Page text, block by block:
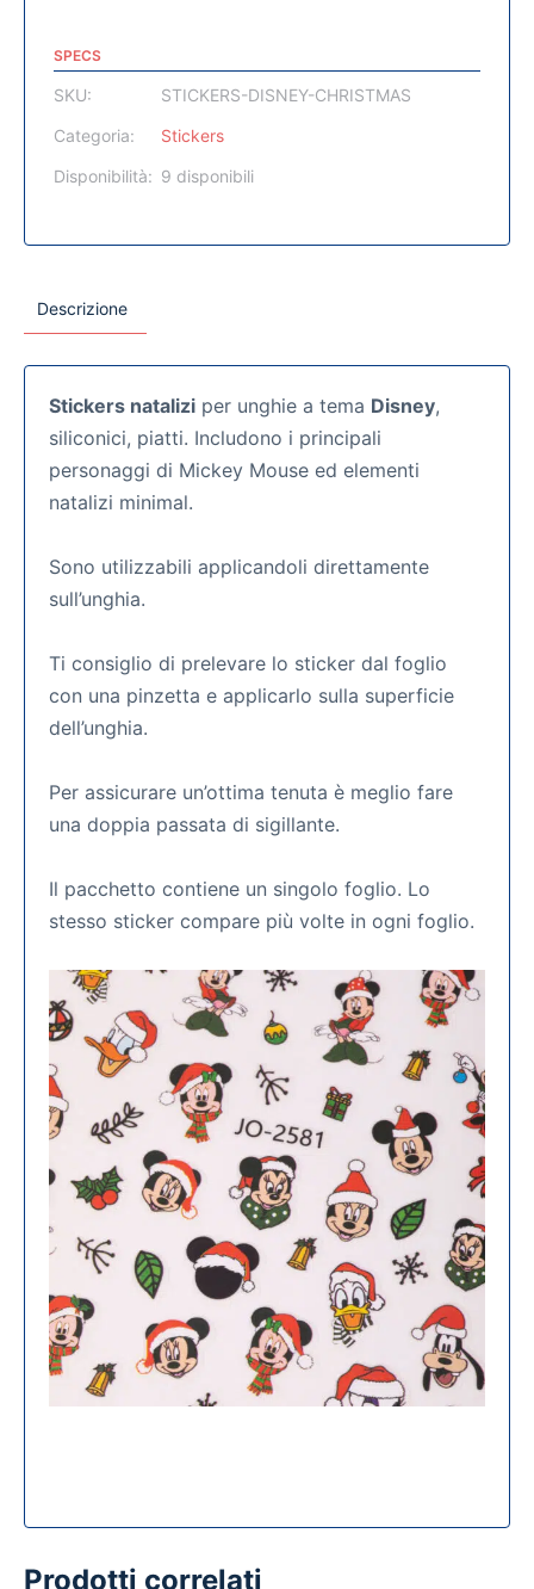
SPECS
SKU:
STICKERS-DISNEY-CHRISTMAS
Categoria:
Stickers
Disponibilità: 9 disponibili
Descrizione
Stickers natalizi per unghie a tema Disney,
siliconici, piatti. Includono i principali
personaggi di Mickey Mouse ed elementi
natalizi minimal.
Sono utilizzabili applicandoli direttamente
sull’unghia.
Ti consiglio di prelevare lo sticker dal foglio
con una pinzetta e applicarlo sulla superficie
dell’unghia.
Per assicurare un’ottima tenuta è meglio fare
una doppia passata di sigillante.
Il pacchetto contiene un singolo foglio. Lo
stesso sticker compare più volte in ogni foglio.
Prodotti correlati